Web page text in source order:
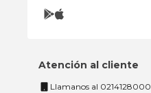
Atención al cliente
Llamanos al 0214128000